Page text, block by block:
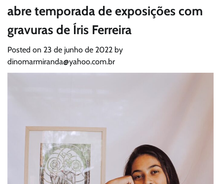
abre temporada de exposições com
gravuras de Íris Ferreira
Posted on 23 de junho de 2022 by
dinomarmiranda@yahoo.com.br